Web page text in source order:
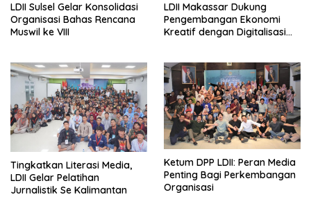
LDII Sulsel Gelar Konsolidasi
Organisasi Bahas Rencana
Muswil ke VIII
LDII Makassar Dukung
Pengembangan Ekonomi
Kreatif dengan Digitalisasi
Tingkatkan Literasi Media,
LDII Gelar Pelatihan
Jurnalistik Se Kalimantan
Ketum DPP LDII: Peran Media
Penting Bagi Perkembangan
Organisasi